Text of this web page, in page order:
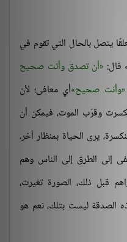
يتصل بالحال التي تقوم في
قال: أن تصدق وأنت صحيح
وأنت صحيح أي معافى؛ لأن
وقرّب الموت، فيمكن أن
يرى الحياة بمنظار آخر،
إلى الطرق إلى الناس وهم
قبل ذلك، الصورة تغيرت،
الصدقة ليست بتلك، نعم هو